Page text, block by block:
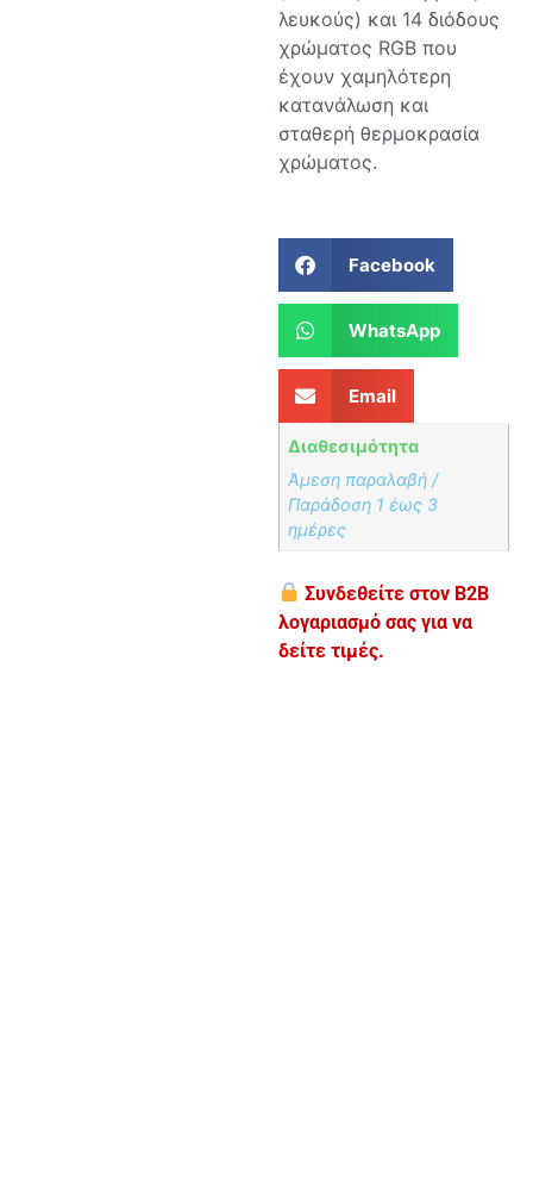
λευκούς) και 14 διόδους
χρώματος RGB που
έχουν χαμηλότερη
κατανάλωση και
σταθερή θερμοκρασία
χρώματος.
Facebook
WhatsApp
Email
Διαθεσιμότητα
Άμεση παραλαβή /
Παράδoση 1 έως 3
ημέρες
Συνδεθείτε στον B2B
λογαριασμό σας για να
δείτε τιμές.